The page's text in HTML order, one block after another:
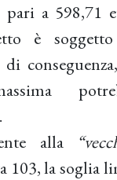
a 598,71
è
di
alla
103, la soglia